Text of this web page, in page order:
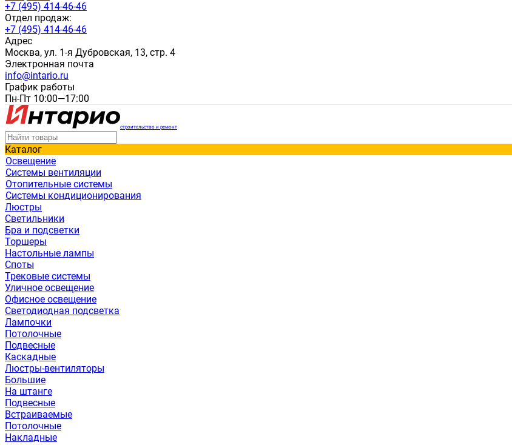
+7 (495) 414-46-46
Отдел продаж:
+7 (495) 414-46-46
Адрес
Москва, ул. 1-я Дубровская, 13, стр. 4
Электронная почта
info@intario.ru
График работы
Пн-Пт 10:00—17:00
строительство и ремонт
Каталог
Освещение
Системы вентиляции
Отопительные системы
Системы кондиционирования
Люстры
Светильники
Бра и подсветки
Торшеры
Настольные лампы
Споты
Трековые системы
Уличное освещение
Офисное освещение
Светодиодная подсветка
Лампочки
Потолочные
Подвесные
Каскадные
Люстры-вентиляторы
Большие
На штанге
Подвесные
Встраиваемые
Потолочные
Накладные